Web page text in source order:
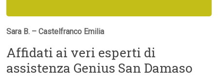
Sara B. – Castelfranco Emilia
Affidati ai veri esperti di
assistenza Genius San Damaso